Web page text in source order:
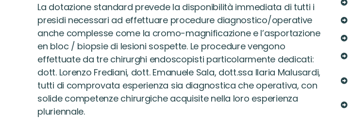
La dotazione standard prevede la disponibilità immediata di tutti i
presidi necessari ad effettuare procedure diagnostico/operative
anche complesse come la cromo-magnificazione e l’asportazione
en bloc / biopsie di lesioni sospette. Le procedure vengono
effettuate da tre chirurghi endoscopisti particolarmente dedicati:
dott. Lorenzo Frediani, dott. Emanuele Sala, dott.ssa Ilaria Malusardi,
tutti di comprovata esperienza sia diagnostica che operativa, con
solide competenze chirurgiche acquisite nella loro esperienza
pluriennale.